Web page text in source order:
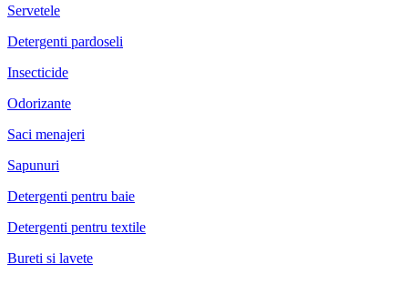
Servetele
Detergenti pardoseli
Insecticide
Odorizante
Saci menajeri
Sapunuri
Detergenti pentru baie
Detergenti pentru textile
Bureti si lavete